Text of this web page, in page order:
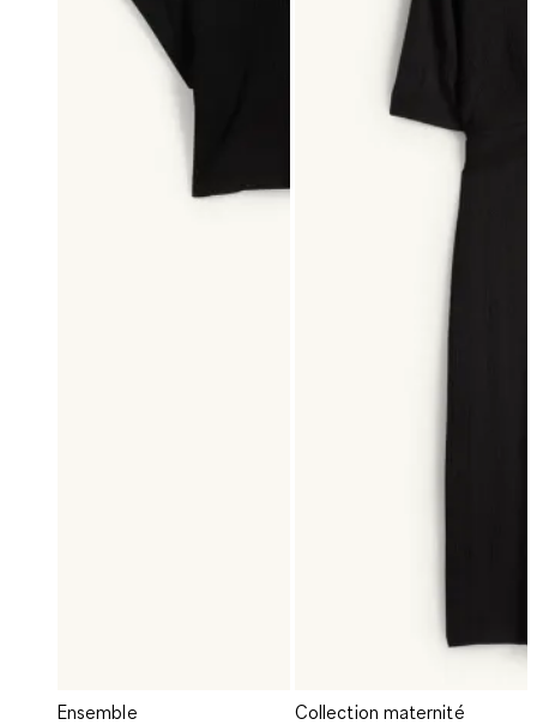
Ensemble
Collection maternité